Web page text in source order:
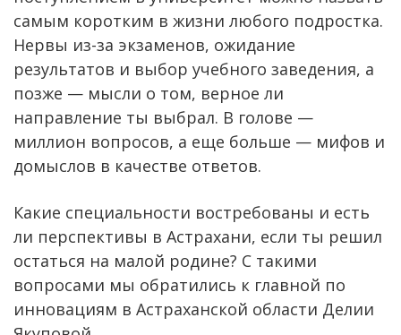
самым коротким в жизни любого подростка.
Нервы из-за экзаменов, ожидание
результатов и выбор учебного заведения, а
позже — мысли о том, верное ли
направление ты выбрал. В голове —
миллион вопросов, а еще больше — мифов и
домыслов в качестве ответов.
Какие специальности востребованы и есть
ли перспективы в Астрахани, если ты решил
остаться на малой родине? С такими
вопросами мы обратились к главной по
инновациям в Астраханской области Делии